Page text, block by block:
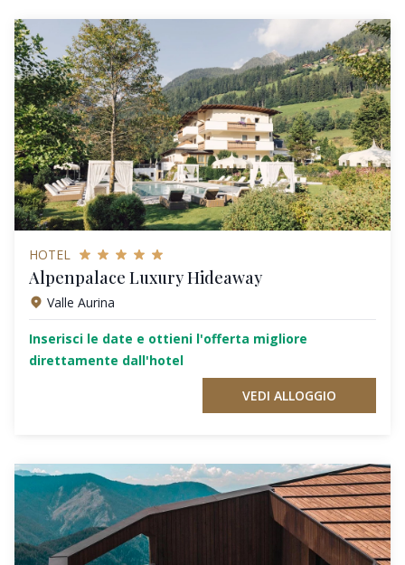
HOTEL
Alpenpalace Luxury Hideaway
Valle Aurina
Inserisci le date e ottieni l'offerta migliore
direttamente dall'hotel
VEDI ALLOGGIO